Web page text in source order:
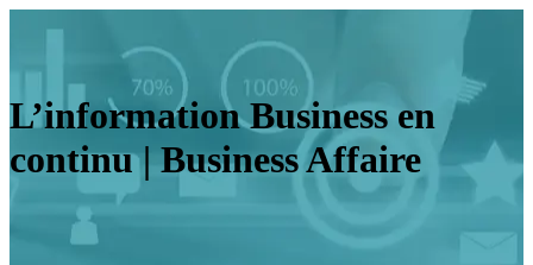
L’information Business en
continu | Business Affaire